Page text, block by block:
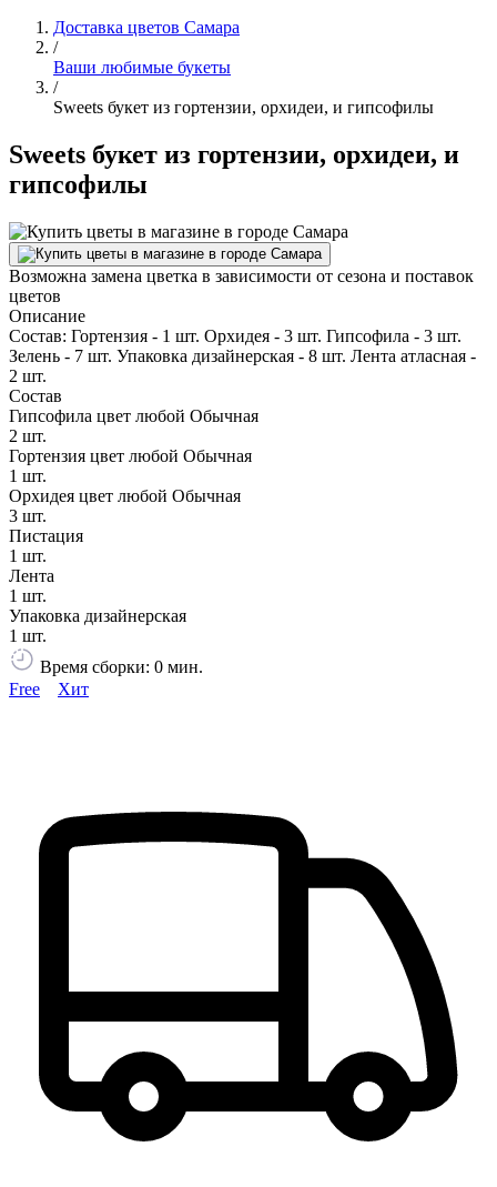
Доставка цветов Самара
/
Ваши любимые букеты
/
Sweets букет из гортензии, орхидеи, и гипсофилы
Sweets букет из гортензии, орхидеи, и
гипсофилы
Возможна замена цветка в зависимости от сезона и поставок
цветов
Описание
Состав: Гортензия - 1 шт. Орхидея - 3 шт. Гипсофила - 3 шт.
Зелень - 7 шт. Упаковка дизайнерская - 8 шт. Лента атласная -
2 шт.
Состав
Гипсофила цвет любой Обычная
2 шт.
Гортензия цвет любой Обычная
1 шт.
Орхидея цвет любой Обычная
3 шт.
Пистация
1 шт.
Лента
1 шт.
Упаковка дизайнерская
1 шт.
Время сборки: 0 мин.
Free
Хит